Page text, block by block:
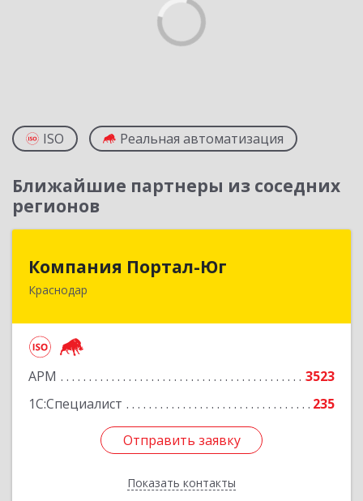
ISO Реальная автоматизация
Ближайшие партнеры из соседних
регионов
Компания Портал-Юг
Краснодар
АРМ
3523
1С:Специалист
235
Отправить заявку
Показать контакты
350020, Краснодарский край, Краснодар г,
Отправить заявку
Назад